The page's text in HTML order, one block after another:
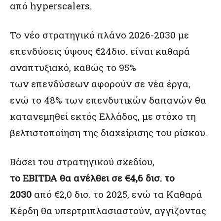
από hyperscalers.
Το νέο στρατηγικό πλάνο 2026-2030 με
επενδύσεις ύψους €24δισ. είναι καθαρά
αναπτυξιακό, καθώς το 95%
των επενδύσεων αφορούν σε νέα έργα,
ενώ το 48% των επενδυτικών δαπανών θα
κατανεμηθεί εκτός Ελλάδος, με στόχο τη
βελτιστοποίηση της διαχείρισης του ρίσκου.
Βάσει του στρατηγικού σχεδίου,
το EBITDA θα ανέλθει σε €4,6 δισ. το
2030 από €2,0 δισ. το 2025, ενώ τα Καθαρά
Κέρδη θα υπερτριπλασιαστούν, αγγίζοντας